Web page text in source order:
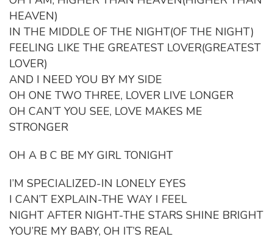
HEAVEN)
IN THE MIDDLE OF THE NIGHT(OF THE NIGHT)
FEELING LIKE THE GREATEST LOVER(GREATEST
LOVER)
AND I NEED YOU BY MY SIDE
OH ONE TWO THREE, LOVER LIVE LONGER
OH CAN’T YOU SEE, LOVE MAKES ME
STRONGER
OH A B C BE MY GIRL TONIGHT
I’M SPECIALIZED-IN LONELY EYES
I CAN’T EXPLAIN-THE WAY I FEEL
NIGHT AFTER NIGHT-THE STARS SHINE BRIGHT
YOU’RE MY BABY, OH IT’S REAL